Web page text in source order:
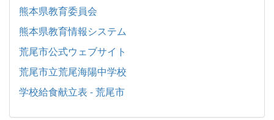
熊本県教育委員会
熊本県教育情報システム
荒尾市公式ウェブサイト
荒尾市立荒尾海陽中学校
学校給食献立表 - 荒尾市